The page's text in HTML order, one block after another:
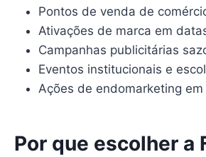
Pontos de venda de
Ativações de marca em
Campanhas publicitárias
Eventos institucionais e
Ações de endomarketing
Por que escolher a